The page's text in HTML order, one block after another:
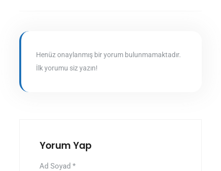
Henüz onaylanmış bir yorum bulunmamaktadır.
İlk yorumu siz yazın!
Yorum Yap
Ad Soyad *